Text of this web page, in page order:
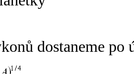
dostaneme po